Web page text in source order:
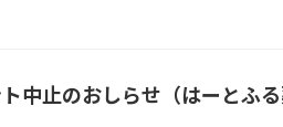
中止のおしらせ（はーとふる